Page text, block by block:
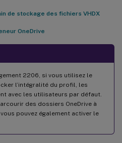
de stockage des fichiers VHDX
OneDrive
2206, si vous utilisez le
l’intégralité du profil, les
avec les utilisateurs par défaut.
des dossiers OneDrive à
pouvez également activer le